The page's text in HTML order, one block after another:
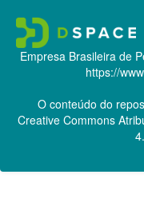
Empresa Brasileira de
https://
O conteúdo do
Creative Commons